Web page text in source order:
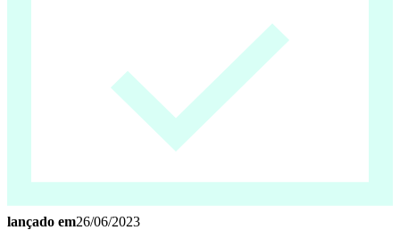
lançado em26/06/2023